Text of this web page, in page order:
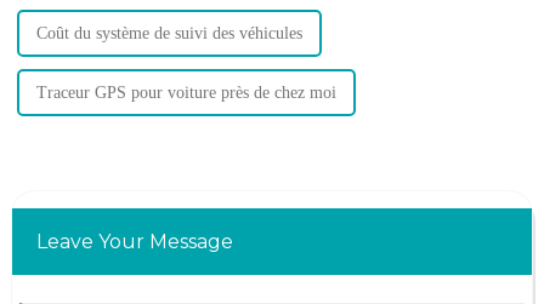
Coût du système de suivi des véhicules
Traceur GPS pour voiture près de chez moi
Leave Your Message